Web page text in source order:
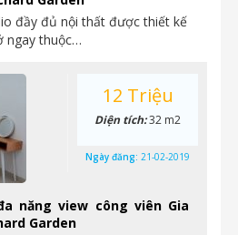
đầy đủ nội thất được thiết kế
ngay thuộc…
năng view công viên Gia
Garden
12 Triệu
Diện tích:32 m2
Ngày đăng: 21-02-2019